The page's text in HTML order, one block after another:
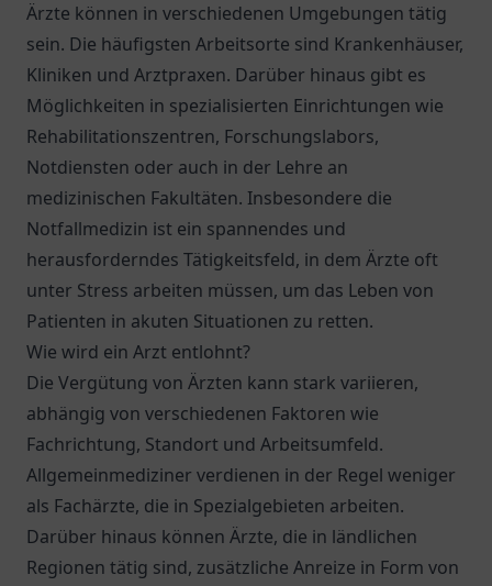
Ärzte können in verschiedenen Umgebungen tätig
sein. Die häufigsten Arbeitsorte sind Krankenhäuser,
Kliniken und Arztpraxen. Darüber hinaus gibt es
Möglichkeiten in spezialisierten Einrichtungen wie
Rehabilitationszentren, Forschungslabors,
Notdiensten oder auch in der Lehre an
medizinischen Fakultäten. Insbesondere die
Notfallmedizin ist ein spannendes und
herausforderndes Tätigkeitsfeld, in dem Ärzte oft
unter Stress arbeiten müssen, um das Leben von
Patienten in akuten Situationen zu retten.
Wie wird ein Arzt entlohnt?
Die Vergütung von Ärzten kann stark variieren,
abhängig von verschiedenen Faktoren wie
Fachrichtung, Standort und Arbeitsumfeld.
Allgemeinmediziner verdienen in der Regel weniger
als Fachärzte, die in Spezialgebieten arbeiten.
Darüber hinaus können Ärzte, die in ländlichen
Regionen tätig sind, zusätzliche Anreize in Form von